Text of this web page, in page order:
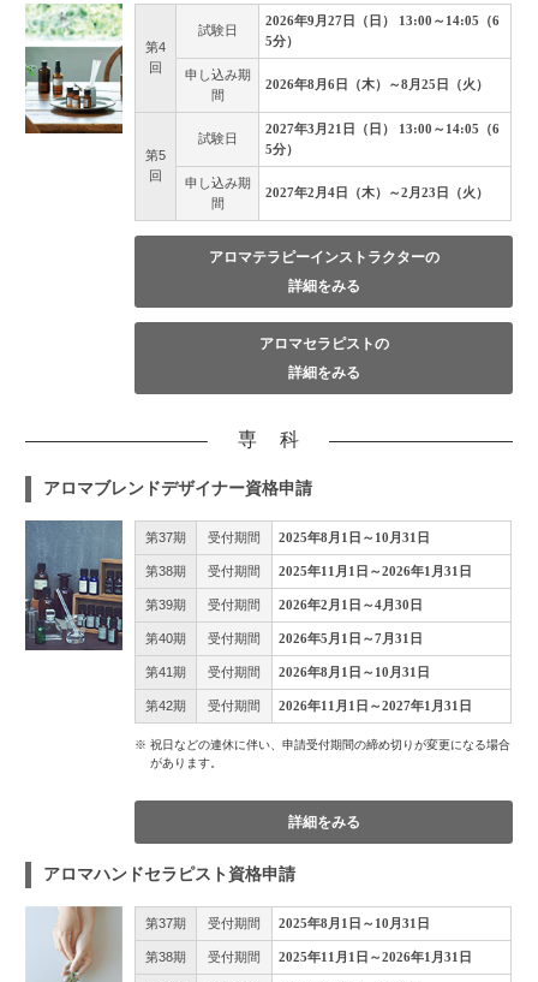
第4
回
試験日
2026年9月27日（日） 13:00～14:05（6
5分）
申し込み期
間
2026年8月6日（木）～8月25日（火）
第5
回
試験日
2027年3月21日（日） 13:00～14:05（6
5分）
申し込み期
間
2027年2月4日（木）～2月23日（火）
アロマテラピーインストラクターの
詳細をみる
アロマセラピストの
詳細をみる
専 科
アロマブレンドデザイナー資格申請
第37期 受付期間 2025年8月1日～10月31日
第38期 受付期間 2025年11月1日～2026年1月31日
第39期 受付期間 2026年2月1日～4月30日
第40期 受付期間 2026年5月1日～7月31日
第41期 受付期間 2026年8月1日～10月31日
第42期 受付期間 2026年11月1日～2027年1月31日
※ 祝日などの連休に伴い、申請受付期間の締め切りが変更になる場合
があります。
詳細をみる
アロマハンドセラピスト資格申請
第37期 受付期間 2025年8月1日～10月31日
第38期 受付期間 2025年11月1日～2026年1月31日